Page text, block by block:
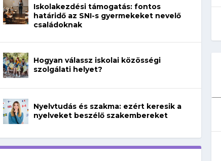
Iskolakezdési támogatás: fontos
határidő az SNI-s gyermekeket nevelő
családoknak
Hogyan válassz iskolai közösségi
szolgálati helyet?
Nyelvtudás és szakma: ezért keresik a
nyelveket beszélő szakembereket